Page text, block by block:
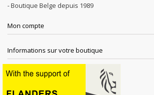
- Boutique Belge depuis 1989
Mon compte
Informations sur votre boutique